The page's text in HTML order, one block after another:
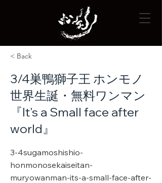
< Back
3/4巣鴨獅子王 ホンモノ
世界生誕・無料ワンマン
『It's a Small face after
world』
3-4sugamoshishio-
honmonosekaiseitan-
muryowanman-its-a-small-face-after-